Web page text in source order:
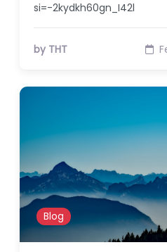
si=-2kydkh60gn_I42l
by THT
Blog